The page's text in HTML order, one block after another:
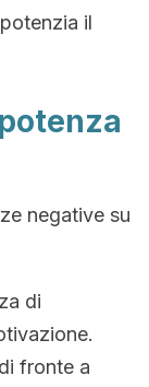
il
negative su
di
fronte a